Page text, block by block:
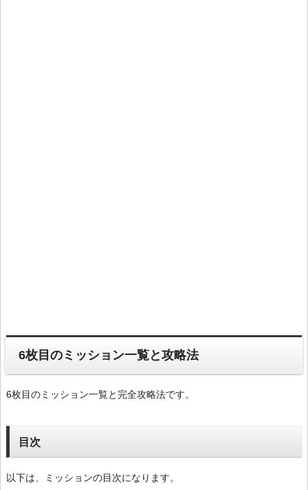
6枚目のミッション一覧と攻略法
6枚目のミッション一覧と完全攻略法です。
目次
以下は、ミッションの目次になります。